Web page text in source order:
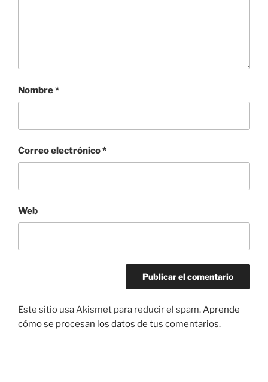
Nombre*
Correo electrónico*
Web
Este sitio usa Akismet para reducir el spam.Aprende
cómo se procesan los datos de tus comentarios.